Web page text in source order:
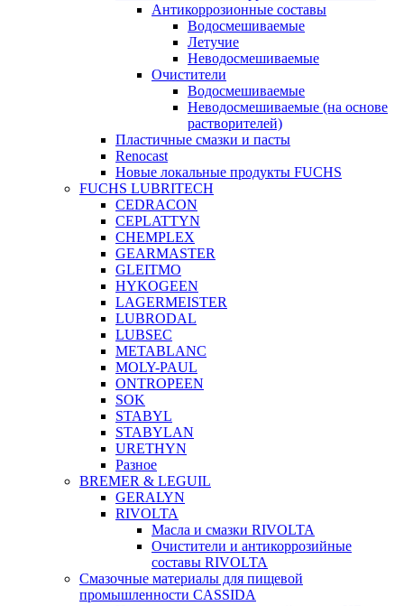
Антикоррозионные составы
Водосмешиваемые
Летучие
Неводосмешиваемые
Очистители
Водосмешиваемые
Неводосмешиваемые (на основе
растворителей)
Пластичные смазки и пасты
Renocast
Новые локальные продукты FUCHS
FUCHS LUBRITECH
CEDRACON
CEPLATTYN
CHEMPLEX
GEARMASTER
GLEITMO
HYKOGEEN
LAGERMEISTER
LUBRODAL
LUBSEC
METABLANC
MOLY-PAUL
ONTROPEEN
SOK
STABYL
STABYLAN
URETHYN
Разное
BREMER & LEGUIL
GERALYN
RIVOLTA
Масла и смазки RIVOLTA
Очистители и антикоррозийные
составы RIVOLTA
Смазочные материалы для пищевой
промышленности CASSIDA